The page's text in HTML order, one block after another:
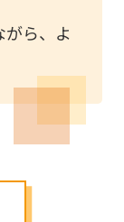
がら、よ